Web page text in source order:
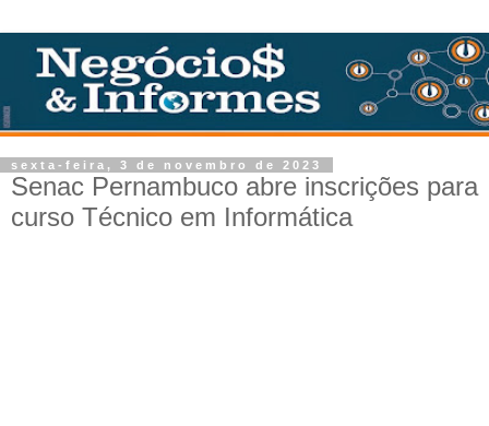
sexta-feira, 3 de novembro de 2023
Senac Pernambuco abre inscrições para
curso Técnico em Informática